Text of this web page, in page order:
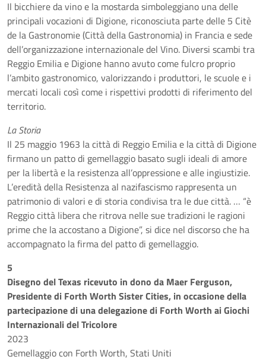
Il bicchiere da vino e la mostarda simboleggiano una delle
principali vocazioni di Digione, riconosciuta parte delle 5 Citè
de la Gastronomie (Città della Gastronomia) in Francia e sede
dell’organizzazione internazionale del Vino. Diversi scambi tra
Reggio Emilia e Digione hanno avuto come fulcro proprio
l’ambito gastronomico, valorizzando i produttori, le scuole e i
mercati locali così come i rispettivi prodotti di riferimento del
territorio.
La Storia
Il 25 maggio 1963 la città di Reggio Emilia e la città di Digione
firmano un patto di gemellaggio basato sugli ideali di amore
per la libertà e la resistenza all’oppressione e alle ingiustizie.
L’eredità della Resistenza al nazifascismo rappresenta un
patrimonio di valori e di storia condivisa tra le due città. … “è
Reggio città libera che ritrova nelle sue tradizioni le ragioni
prime che la accostano a Digione”, si dice nel discorso che ha
accompagnato la firma del patto di gemellaggio.
5
Disegno del Texas ricevuto in dono da Maer Ferguson,
Presidente di Forth Worth Sister Cities, in occasione della
partecipazione di una delegazione di Forth Worth ai Giochi
Internazionali del Tricolore
2023
Gemellaggio con Forth Worth, Stati Uniti